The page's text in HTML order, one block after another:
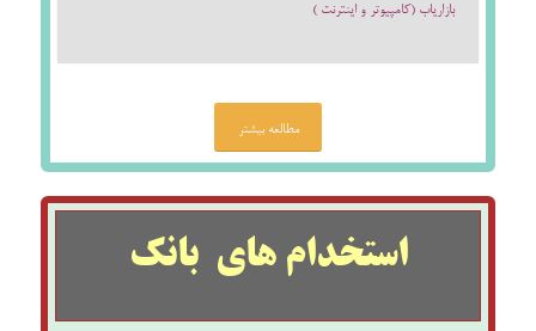
بازارياب (كامپيوتر و اينترنت )
مطالعه بیشتر
استخدام های بانک